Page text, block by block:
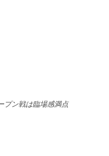
プン戦は臨場感満点